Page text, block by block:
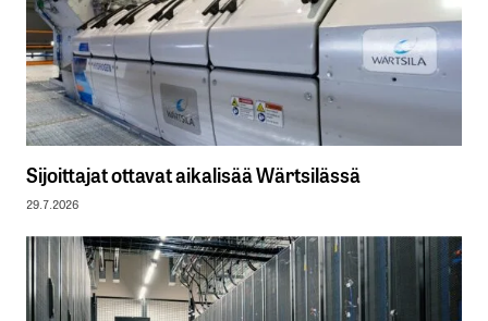
Sijoittajat ottavat aikalisää Wärtsilässä
29.7.2026